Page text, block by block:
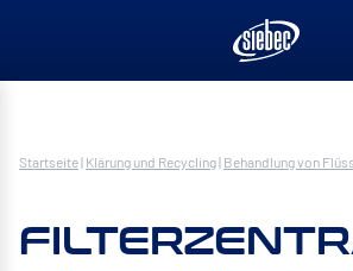
Startseite| Klärung und Recycling| Behandlung von